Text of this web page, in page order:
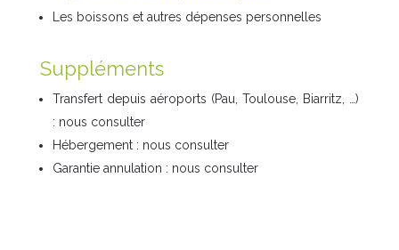
Les boissons et autres dépenses personnelles
Suppléments
Transfert depuis aéroports (Pau, Toulouse, Biarritz, …)
: nous consulter
Hébergement : nous consulter
Garantie annulation : nous consulter